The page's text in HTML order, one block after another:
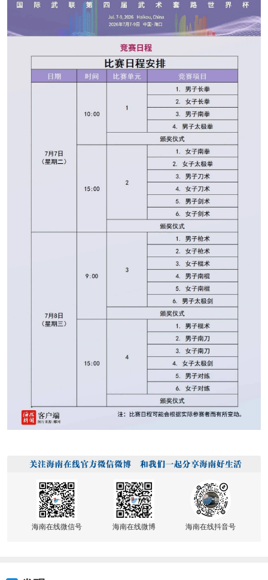
海南在线微信号 海南在线微博 海南在线抖音号